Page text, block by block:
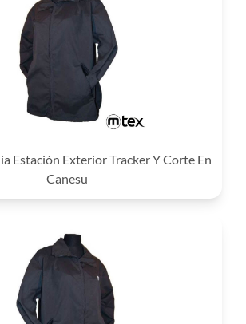
Estación Exterior Tracker Y Corte En
Canesu